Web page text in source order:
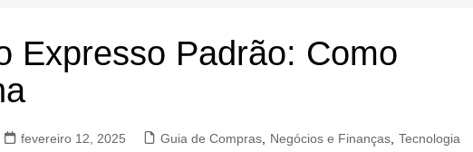
Expresso Padrão: Como
fevereiro 12, 2025 Guia de Compras Negócios e Finanças Tecnologia